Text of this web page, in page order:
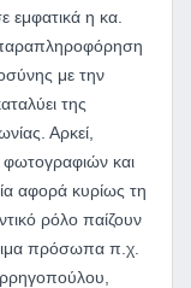
εμφατικά η κα.
με την
της
Αρκεί,
και
αφορά κυρίως τη
ρόλο παίζουν
πρόσωπα π.χ.